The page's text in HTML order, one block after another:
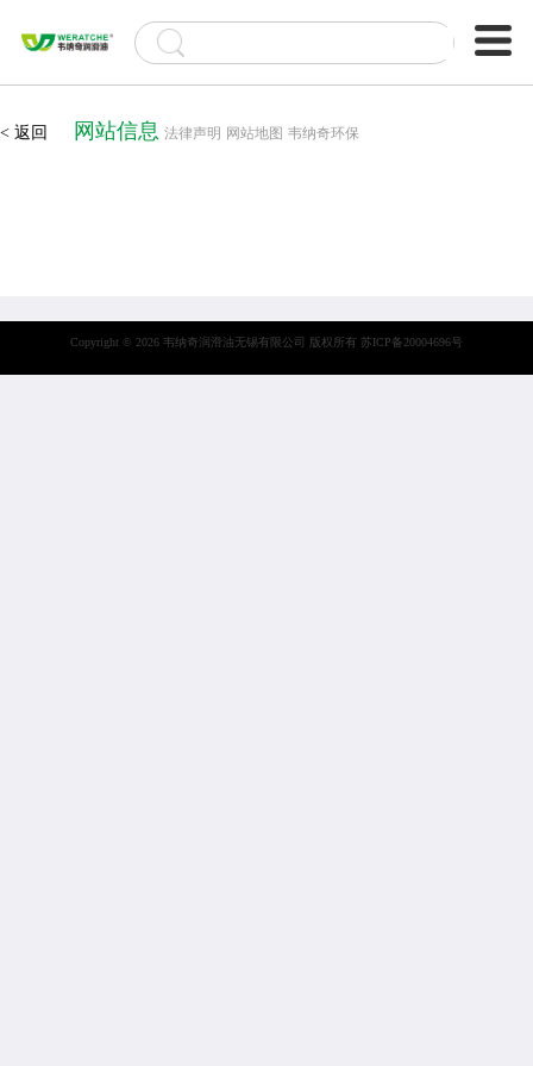
< 返回 网站信息 法律声明 网站地图 韦纳奇环保
Copyright © 2026 韦纳奇润滑油无锡有限公司 版权所有 苏ICP备20004696号